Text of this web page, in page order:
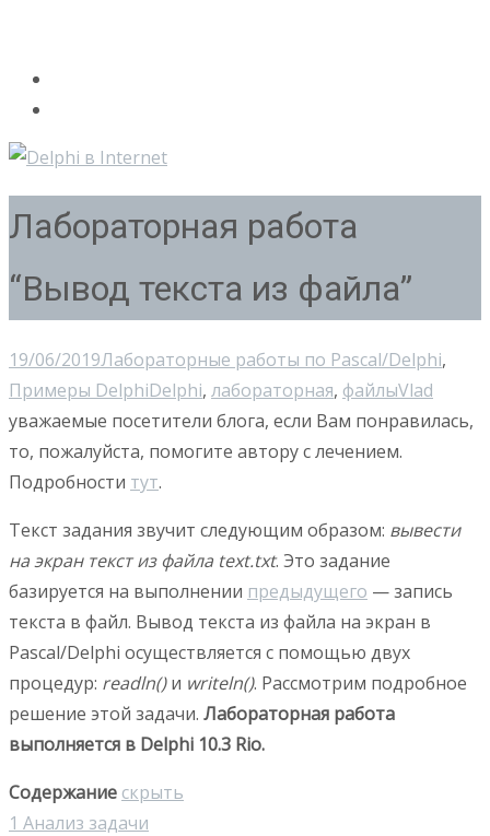
Лабораторная работа
“Вывод текста из файла”
19/06/2019Лабораторные работы по Pascal/Delphi,
Примеры DelphiDelphi, лабораторная, файлыVlad
уважаемые посетители блога, если Вам понравилась,
то, пожалуйста, помогите автору с лечением.
Подробности тут.
Текст задания звучит следующим образом: вывести
на экран текст из файла text.txt. Это задание
базируется на выполнении предыдущего — запись
текста в файл. Вывод текста из файла на экран в
Pascal/Delphi осуществляется с помощью двух
процедур: readln()и writeln(). Рассмотрим подробное
решение этой задачи. Лабораторная работа
выполняется в Delphi 10.3 Rio.
Содержание скрыть
1 Анализ задачи